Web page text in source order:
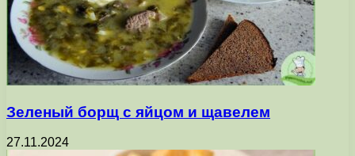
Зеленый борщ с яйцом и щавелем
27.11.2024